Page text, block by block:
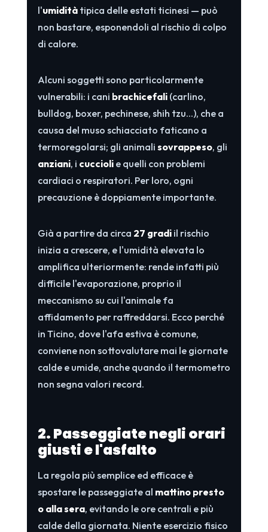
l'umiditàtipica delle estati ticinesi — può
non bastare, esponendoli al rischio di colpo
di calore.
Alcuni soggetti sono particolarmente
vulnerabili: i cani brachicefali(carlino,
bulldog, boxer, pechinese, shih tzu...), che a
causa del muso schiacciato faticano a
termoregolarsi; gli animali sovrappeso, gli
anziani, i cucciolie quelli con problemi
cardiaci o respiratori. Per loro, ogni
precauzione è doppiamente importante.
Già a partire da circa 27 gradiil rischio
inizia a crescere, e l'umidità elevata lo
amplifica ulteriormente: rende infatti più
difficile l'evaporazione, proprio il
meccanismo su cui l'animale fa
affidamento per raffreddarsi. Ecco perché
in Ticino, dove l'afa estiva è comune,
conviene non sottovalutare mai le giornate
calde e umide, anche quando il termometro
non segna valori record.
2. Passeggiate negli orari
giusti e l'asfalto
La regola più semplice ed efficace è
spostare le passeggiate al mattino presto
o alla sera, evitando le ore centrali e più
calde della giornata. Niente esercizio fisico